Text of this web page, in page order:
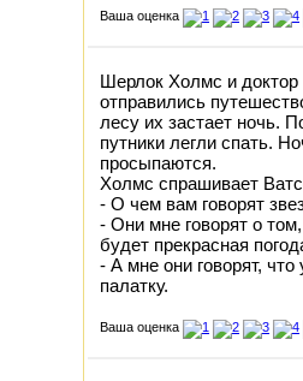
Ваша оценка
Шерлок Холмс и доктор
отправились
лесу их застает ночь.
путники легли спать.
просыпаются.
Холмс спрашивает
- О чем вам говорят
- Они мне говорят о
будет прекрасная
- А мне они говорят, что
палатку.
Ваша оценка